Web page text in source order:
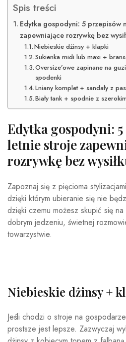
Spis treści
Edytka gospodyni: 5 przepisów
zapewniające rozrywkę bez
Niebieskie dżinsy + klapki
Sukienka midi lub maxi +
Oversize’owe zapinane na
spodenki
Lniany komplet + sandały z
Biały tank + spodnie z
Edytka gospodyni:
letnie stroje
rozrywkę bez
Zapoznaj się z pięcioma
dzięki którym ubieranie się nie
dzięki czemu możesz skupić się
dobrym jedzeniu, świetnej
towarzystwie.
Niebieskie dżinsy +
Jeśli chodzi o stroje na
prostsze jest lepsze. Zazwyczaj